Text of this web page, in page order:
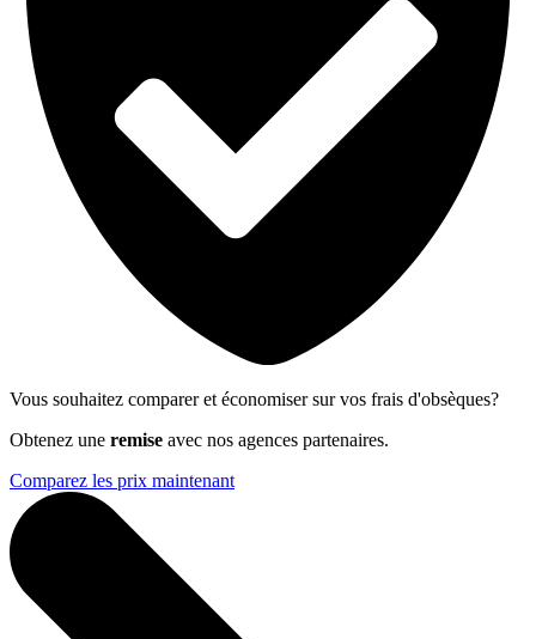
Vous souhaitez comparer et économiser sur vos frais d'obsèques?
Obtenez une remise avec nos agences partenaires.
Comparez les prix maintenant